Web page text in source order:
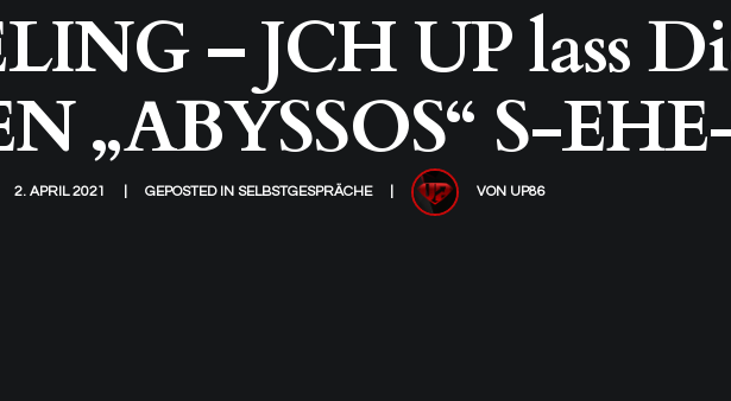
– JCH UP lass
„ABYSSOS“ S-
2. APRIL 2021 GEPOSTED IN SELBSTGESPRÄCHE VON UP86